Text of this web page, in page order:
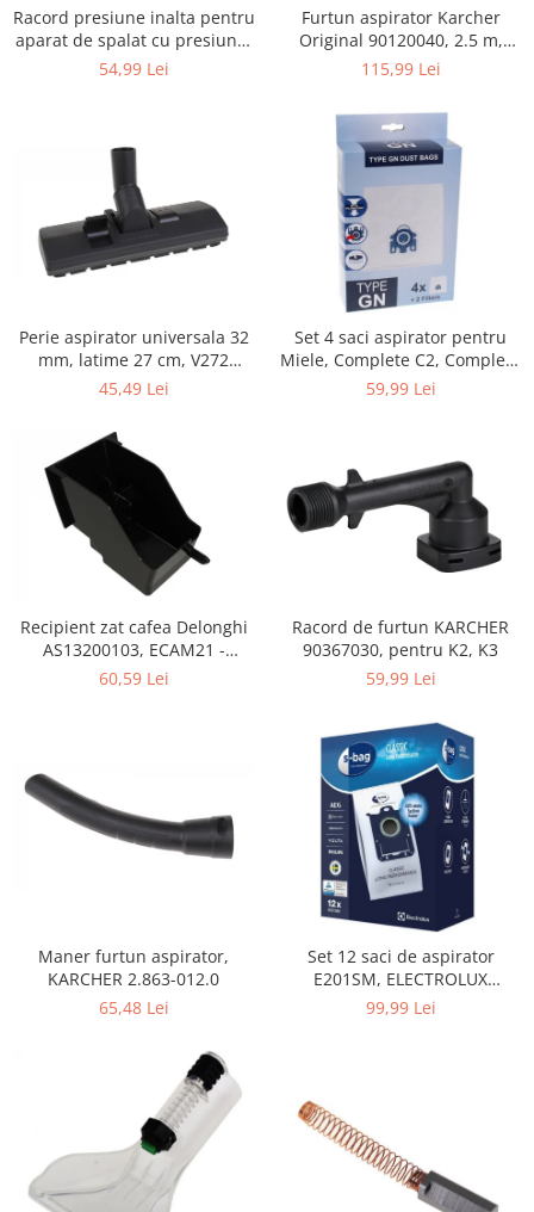
Servere, Componente & UPS
Telecomenzi garaj
Accesorii Fitness
Accesorii sportive
Articole Voiaj
Camping
Sporturi de interior
TV, Audio & Foto
Audio HI-FI & Profesionale
Camere video si sport
Drone si Accesorii
Home Cinema & Audio
Playere, Boxe & Casti
Telescoape & Optica
Televizoare & accesorii
Racord presiune inalta pentru
aparat de spalat cu presiune,
KARCHER 9.013-355.0, K4/K5
54,99 Lei
Furtun aspirator Karcher
Original 90120040, 2.5 m,
negru
115,99 Lei
Perie aspirator universala 32
mm, latime 27 cm, V272
ECONOMY
45,49 Lei
Set 4 saci aspirator pentru
Miele, Complete C2, Complete
C3, Classic C1, S8, S5, S2,
59,99 Lei
Recipient zat cafea Delonghi
AS13200103, ECAM21 -
ECAM25
60,59 Lei
Racord de furtun KARCHER
90367030, pentru K2, K3
59,99 Lei
Maner furtun aspirator,
KARCHER 2.863-012.0
65,48 Lei
Set 12 saci de aspirator
E201SM, ELECTROLUX
9001684811, CLASSIC LONG
99,99 Lei